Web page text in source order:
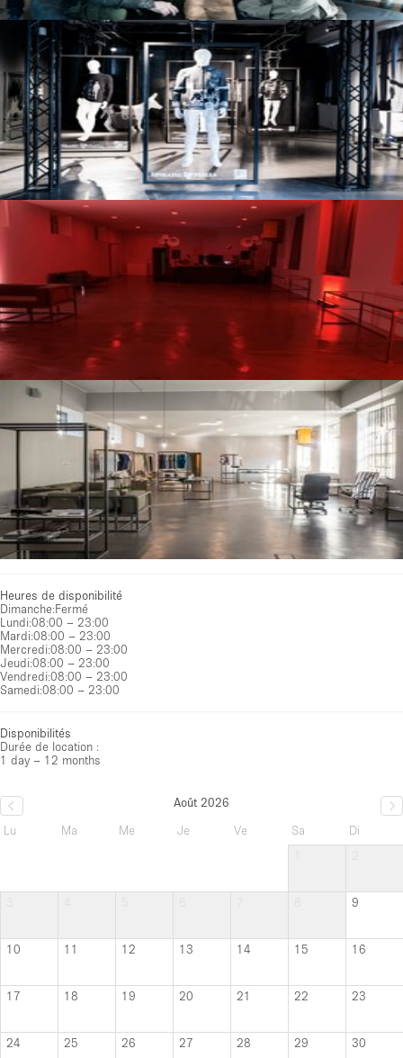
Heures de disponibilité
Dimanche:Fermé
Lundi:08:00 – 23:00
Mardi:08:00 – 23:00
Mercredi:08:00 – 23:00
Jeudi:08:00 – 23:00
Vendredi:08:00 – 23:00
Samedi:08:00 – 23:00
Disponibilités
Durée de location :
1 day – 12 months
Août 2026
Lu
Ma Me Je Ve Sa
Di
9
10 11 12 13 14 15 16
17 18 19 20 21 22 23
24 25 26 27 28 29 30